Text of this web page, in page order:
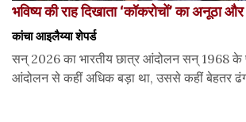
भविष्य की राह दिखाता ‘कॉकरोचों’ का अनूठा
कांचा आइलैय्या शेपर्ड
सन् 2026 का भारतीय छात्र आंदोलन सन् 1968 के
आंदोलन से कहीं अधिक बड़ा था, उससे कहीं बेहतर